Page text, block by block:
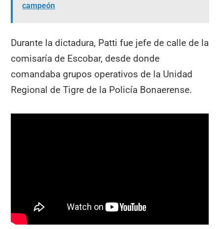
campeón
Durante la dictadura, Patti fue jefe de calle de la
comisaría de Escobar, desde donde
comandaba grupos operativos de la Unidad
Regional de Tigre de la Policía Bonaerense.